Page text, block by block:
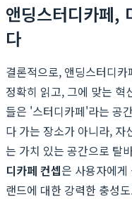
앤딩스터디카페,
다
결론적으로, 앤딩스터디
정확히 읽고, 그에 맞는 혁
들은 '스터디카페'라는 공
다 가는 장소가 아니라, 자
는 가치 있는 공간으로 탈
디카페 컨셉은 사용자에
랜드에 대한 강력한 충성